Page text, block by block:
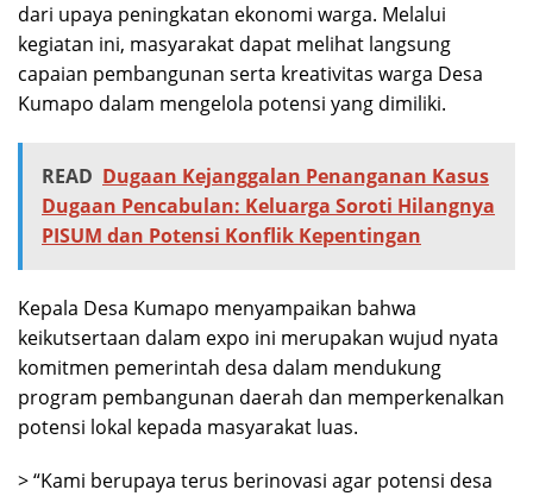
dari upaya peningkatan ekonomi warga. Melalui
kegiatan ini, masyarakat dapat melihat langsung
capaian pembangunan serta kreativitas warga Desa
Kumapo dalam mengelola potensi yang dimiliki.
READ Dugaan Kejanggalan Penanganan Kasus
Dugaan Pencabulan: Keluarga Soroti Hilangnya
PISUM dan Potensi Konflik Kepentingan
Kepala Desa Kumapo menyampaikan bahwa
keikutsertaan dalam expo ini merupakan wujud nyata
komitmen pemerintah desa dalam mendukung
program pembangunan daerah dan memperkenalkan
potensi lokal kepada masyarakat luas.
> “Kami berupaya terus berinovasi agar potensi desa